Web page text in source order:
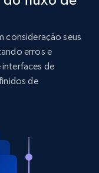
price, Final
agora
consideração seus
erros e
de
de